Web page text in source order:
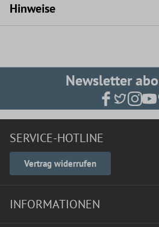
Hinweise
Newsletter
SERVICE-HOTLINE
Vertrag widerrufen
INFORMATIONEN